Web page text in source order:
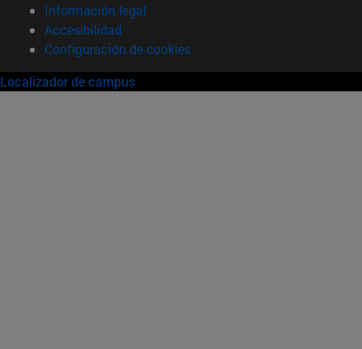
Información legal
Accesibilidad
Configuración de cookies
Localizador de campus